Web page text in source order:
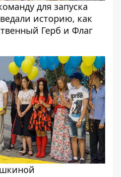
для запуска
историю, как
Герб и Флаг